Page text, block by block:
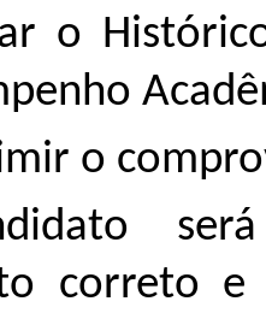
o
o
correto